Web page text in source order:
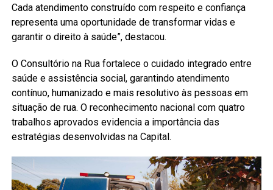
Cada atendimento construído com respeito e confiança
representa uma oportunidade de transformar vidas e
garantir o direito à saúde”, destacou.
O Consultório na Rua fortalece o cuidado integrado entre
saúde e assistência social, garantindo atendimento
contínuo, humanizado e mais resolutivo às pessoas em
situação de rua. O reconhecimento nacional com quatro
trabalhos aprovados evidencia a importância das
estratégias desenvolvidas na Capital.